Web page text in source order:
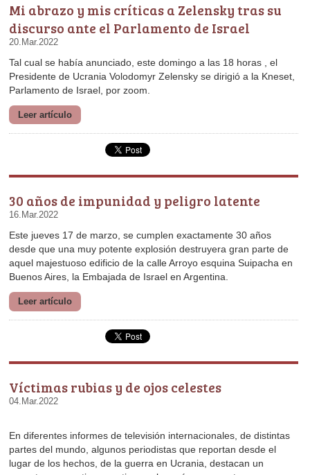
discurso ante el Parlamento de Israel
20.Mar.2022
Parlamento de Israel, por zoom.
Leer artículo
30 años de impunidad y peligro latente
16.Mar.2022
Buenos Aires, la Embajada de Israel en Argentina.
Leer artículo
Víctimas rubias y de ojos celestes
04.Mar.2022